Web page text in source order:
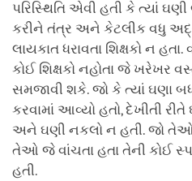
પરિસ્થિતિ એવી હતી કે ત્યાં
કરીને તંત્ર અને કેટલીક વધુ
લાયકાત ધરાવતા શિક્ષકો ન
કોઈ શિક્ષકો નહોતા જે ખરેખર
સમજાવી શકે. જો કે ત્યાં ઘણા
કરવામાં આવ્યો હતો, દેખીતી
અને ઘણી નકલો ન હતી. જો તેઓ
તેઓ જે વાંચતા હતા તેની કોઈ
હતી.